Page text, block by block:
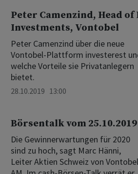
Peter Camenzind, Head
Investments, Vontobel
Peter Camenzind über die neue
Vontobel-Plattform investerest
welche Vorteile sie Privatanlegern
bietet.
28.10.2019 13:00
Börsentalk vom 25.10.2019
Die Gewinnerwartungen für 2020
sind zu hoch, sagt Marc Hänni,
Leiter Aktien Schweiz von Vontobel